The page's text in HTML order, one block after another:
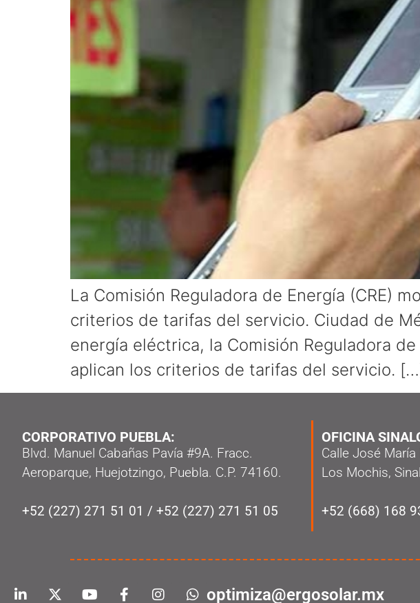
La Comisión Reguladora de Energía (CRE)
criterios de tarifas del servicio. Ciudad de
energía eléctrica, la Comisión Reguladora
aplican los criterios de tarifas del servicio.
CORPORATIVO PUEBLA:
Blvd. Manuel Cabañas Pavía #9A. Fracc.
Aeroparque, Huejotzingo, Puebla. C.P. 74160.
+52 (227) 271 51 01 / +52 (227) 271 51 05
OFICINA
Calle José
Los Mochis,
+52 (668) 168
optimiza@ergosolar.mx